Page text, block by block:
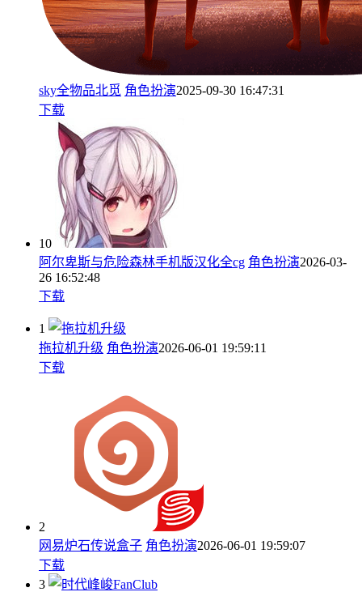
sky全物品北觅 角色扮演2025-09-30 16:47:31
下载
10
阿尔卑斯与危险森林手机版汉化全cg 角色扮演2026-03-
26 16:52:48
下载
1
拖拉机升级 角色扮演2026-06-01 19:59:11
下载
2
网易炉石传说盒子 角色扮演2026-06-01 19:59:07
下载
3